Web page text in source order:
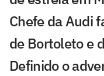
Chefe da Audi
de Bortoleto e
Definido o